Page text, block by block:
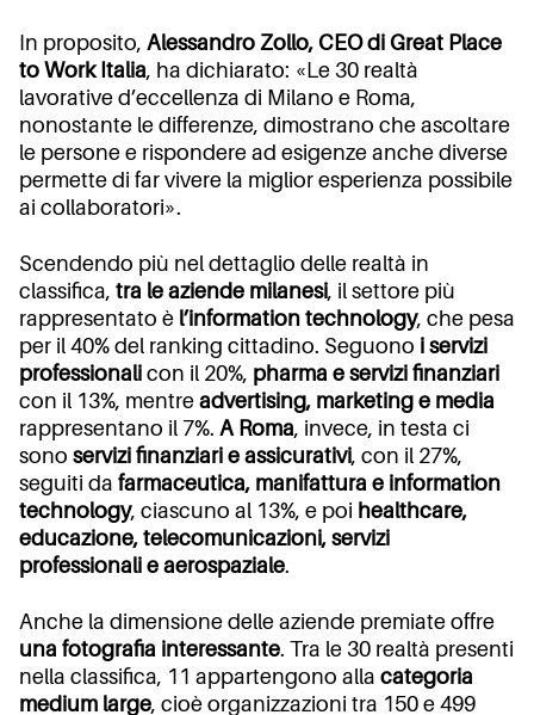
In proposito, Alessandro Zollo, CEO di Great Place
to Work Italia, ha dichiarato: «Le 30 realtà
lavorative d’eccellenza di Milano e Roma,
nonostante le differenze, dimostrano che ascoltare
le persone e rispondere ad esigenze anche diverse
permette di far vivere la miglior esperienza possibile
ai collaboratori».
Scendendo più nel dettaglio delle realtà in
classifica, tra le aziende milanesi, il settore più
rappresentato è l’information technology, che pesa
per il 40% del ranking cittadino. Seguono i servizi
professionali con il 20%, pharma e servizi finanziari
con il 13%, mentre advertising, marketing e media
rappresentano il 7%. A Roma, invece, in testa ci
sono servizi finanziari e assicurativi, con il 27%,
seguiti da farmaceutica, manifattura e information
technology, ciascuno al 13%, e poi healthcare,
educazione, telecomunicazioni, servizi
professionali e aerospaziale.
Anche la dimensione delle aziende premiate offre
una fotografia interessante. Tra le 30 realtà presenti
nella classifica, 11 appartengono alla categoria
medium large, cioè organizzazioni tra 150 e 499